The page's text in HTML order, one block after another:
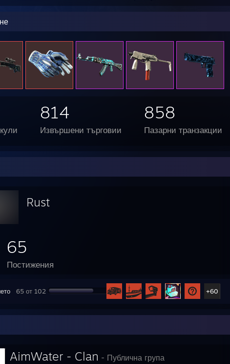
814
Извършени търговии
858
Пазарни транзакции
Rust
65
Постижения
65 от 102 +60
AimWater - Clan - Публична група